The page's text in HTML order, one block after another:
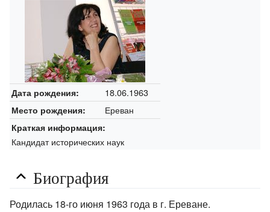
Дата рождения: 18.06.1963
Место рождения: Ереван
Краткая информация:
Кандидат исторических наук
Биография
Родилась 18-го июня 1963 года в г. Ереване.